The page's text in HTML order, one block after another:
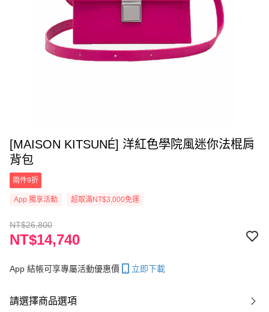
[MAISON KITSUNÉ] 洋紅色學院風迷你法棍肩
背包
兩件9折
App 獨享活動 超取滿NT$3,000免運
NT$26,800
NT$14,740
App 結帳可享專屬活動優惠價 立即下載
請選擇商品選項